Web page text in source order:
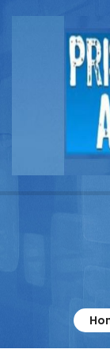
Buscador
Documentos
Columnistas
Contacto